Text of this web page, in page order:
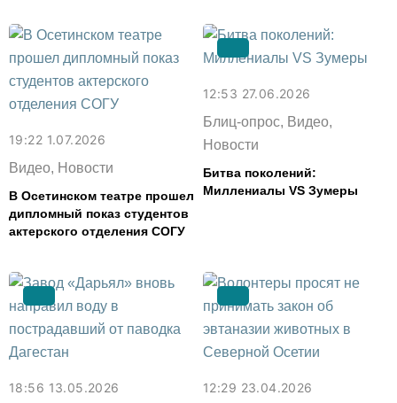
19:22 1.07.2026
Видео, Новости
В Осетинском театре прошел
дипломный показ студентов
актерского отделения СОГУ
12:53 27.06.2026
Блиц-опрос, Видео,
Новости
Битва поколений:
Миллениалы VS Зумеры
18:56 13.05.2026 12:29 23.04.2026